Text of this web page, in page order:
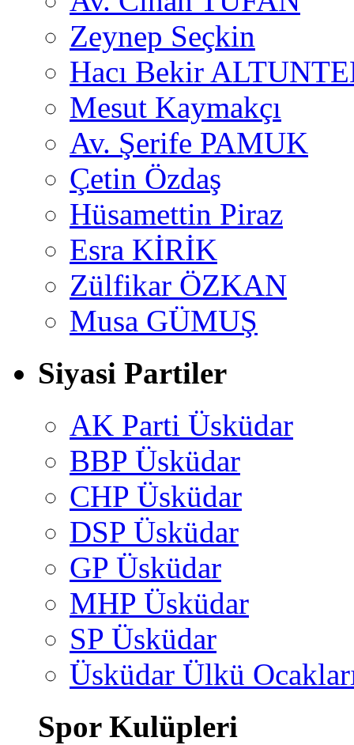
Zeynep Seçkin
Hacı Bekir
Mesut Kaymakçı
Av. Şerife PAMUK
Çetin Özdaş
Hüsamettin Piraz
Esra KİRİK
Zülfikar ÖZKAN
Musa GÜMUŞ
Siyasi Partiler
AK Parti Üsküdar
BBP Üsküdar
CHP Üsküdar
DSP Üsküdar
GP Üsküdar
MHP Üsküdar
SP Üsküdar
Üsküdar Ülkü
Spor Kulüpleri